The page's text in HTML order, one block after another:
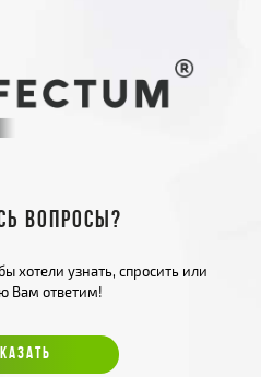
вопросы?
хотели узнать, спросить или
Вам ответим!